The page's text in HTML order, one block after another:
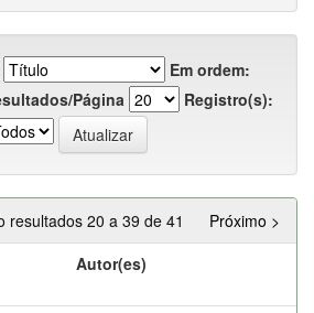
Em ordem:
Página
Registro(s):
resultados 20 a 39 de 41
Próximo >
Autor(es)